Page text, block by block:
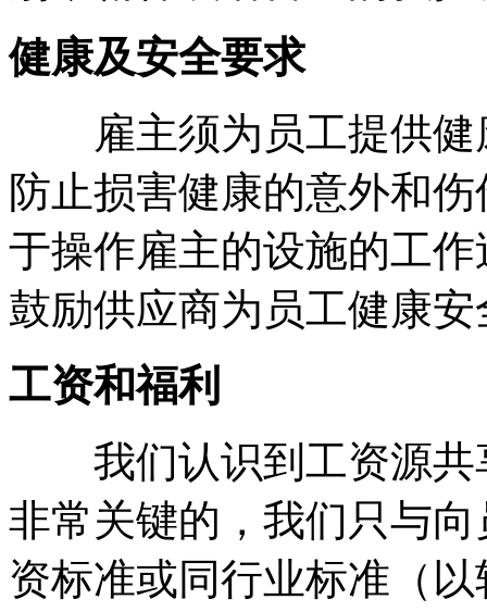
健康及安全要求
雇主须为员工提供健
防止损害健康的意外和
于操作雇主的设施的工
鼓励供应商为员工健康
工资和福利
我们认识到工资源共
非常关键的，我们只与
资标准或同行业标准（